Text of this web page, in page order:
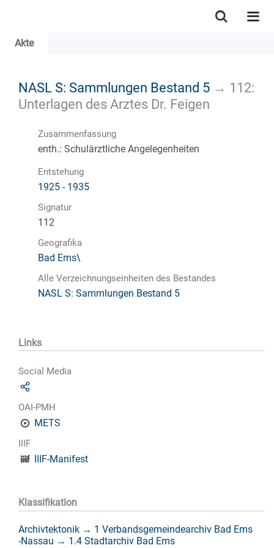
Akte
NASL S: Sammlungen Bestand 5 → 112:
Unterlagen des Arztes Dr. Feigen
Zusammenfassung
enth.: Schulärztliche Angelegenheiten
Entstehung
1925 - 1935
Signatur
112
Geografika
Bad Ems\
Alle Verzeichnungseinheiten des Bestandes
NASL S: Sammlungen Bestand 5
Links
Social Media
OAI-PMH
METS
IIIF
IIIF-Manifest
Klassifikation
Archivtektonik → 1 Verbandsgemeindearchiv Bad Ems
-Nassau → 1.4 Stadtarchiv Bad Ems